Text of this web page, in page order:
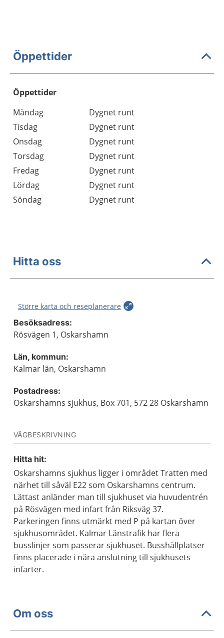
Öppettider
Öppettider
Dag
Öppettider
Kommentarer
Måndag
Dygnet runt
Tisdag
Dygnet runt
Onsdag
Dygnet runt
Torsdag
Dygnet runt
Fredag
Dygnet runt
Lördag
Dygnet runt
Söndag
Dygnet runt
Hitta oss
Större karta och reseplanerare
Besöksadress:
Rösvägen 1, Oskarshamn
Län, kommun:
Kalmar län, Oskarshamn
Postadress:
Oskarshamns sjukhus, Box 701, 572 28 Oskarshamn
VÄGBESKRIVNING
Hitta hit:
Oskarshamns sjukhus ligger i området Tratten med
närhet till såväl E22 som Oskarshamns centrum.
Lättast anländer man till sjukhuset via huvudentrén
på Rösvägen med infart från Riksväg 37.
Parkeringen finns utmärkt med P på kartan över
sjukhusområdet. Kalmar Länstrafik har flera
busslinjer som passerar sjukhuset. Busshållplatser
finns placerade i nära anslutning till sjukhusets
infarter.
Om oss